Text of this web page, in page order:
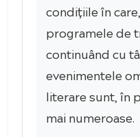
condițiile în
programele de
continuând cu
evenimentele
literare sunt, în
mai numeroase.